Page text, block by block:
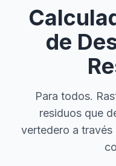
Submit Your Listing
Sitemap
de
Para todos.
residuos que
vertedero a